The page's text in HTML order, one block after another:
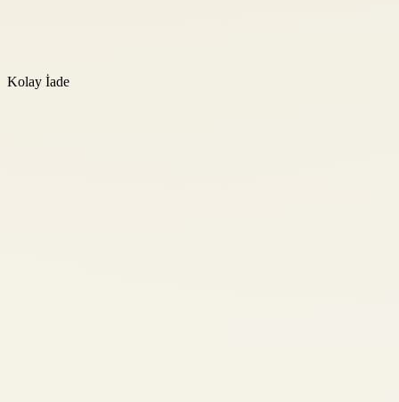
Kolay İade